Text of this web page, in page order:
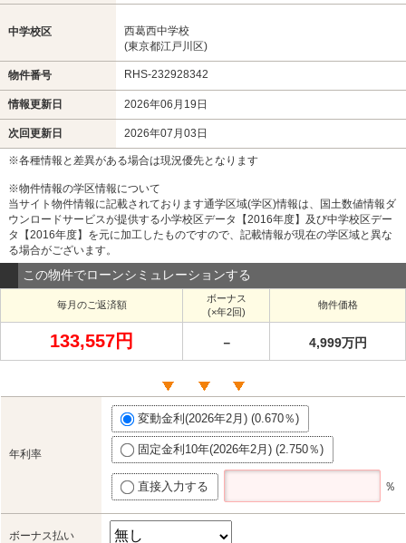
中学校区
西葛西中学校
(東京都江戸川区)
物件番号 RHS-232928342
情報更新日 2026年06月19日
次回更新日 2026年07月03日
※各種情報と差異がある場合は現況優先となります
※物件情報の学区情報について
当サイト物件情報に記載されております通学区域(学区)情報は、国土数値情報ダ
ウンロードサービスが提供する小学校区データ【2016年度】及び中学校区デー
タ【2016年度】を元に加工したものですので、記載情報が現在の学区域と異な
る場合がございます。
この物件でローンシミュレーションする
毎月のご返済額
ボーナス
(×年2回)
物件価格
133,557円 － 4,999万円
年利率
変動金利(2026年2月) (0.670％)
固定金利10年(2026年2月) (2.750％)
直接入力する ％
ボーナス払い